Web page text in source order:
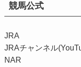
競馬公式
JRA
JRAチャンネル
NAR